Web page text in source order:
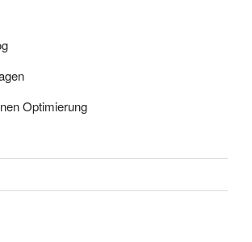
Optimierung